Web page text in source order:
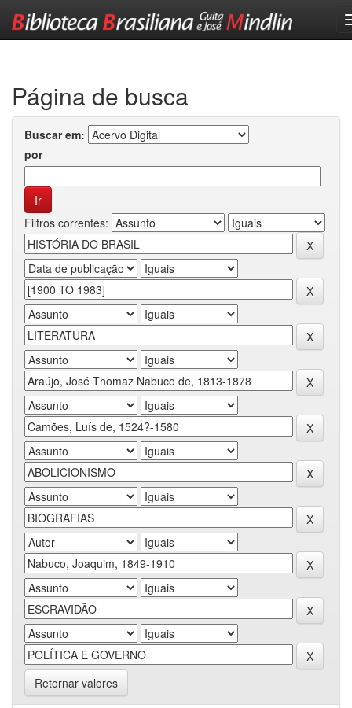
Página de busca
Buscar em:
por
Filtros correntes:
Retornar valores